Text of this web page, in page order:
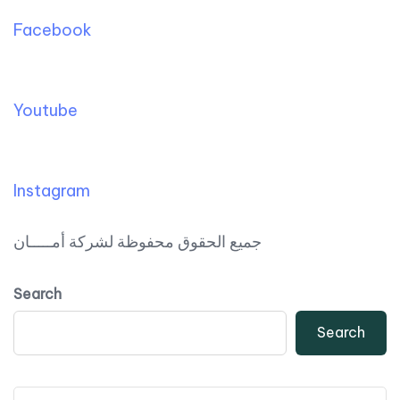
Facebook
Youtube
Instagram
جميع الحقوق محفوظة لشركة أمـــــان
Search
Search